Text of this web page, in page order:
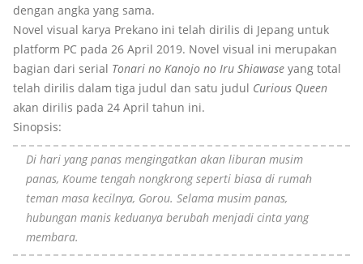
dengan angka yang sama.
Novel visual karya Prekano ini telah dirilis di Jepang untuk
platform PC pada 26 April 2019. Novel visual ini merupakan
bagian dari serial Tonari no Kanojo no Iru Shiawase yang total
telah dirilis dalam tiga judul dan satu judul Curious Queen
akan dirilis pada 24 April tahun ini.
Sinopsis:
Di hari yang panas mengingatkan akan liburan musim
panas, Koume tengah nongkrong seperti biasa di rumah
teman masa kecilnya, Gorou. Selama musim panas,
hubungan manis keduanya berubah menjadi cinta yang
membara.